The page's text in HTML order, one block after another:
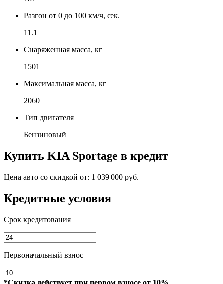
Разгон от 0 до 100 км/ч, сек.
11.1
Снаряженная масса, кг
1501
Максимальная масса, кг
2060
Тип двигателя
Бензиновый
Купить KIA Sportage в кредит
Цена авто со скидкой от: 1 039 000 руб.
Кредитные условия
Срок кредитования
Первоначальный взнос
*Скидка действует при первом взносе от 10%